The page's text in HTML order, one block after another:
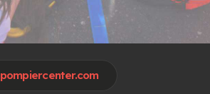
pompiercenter.com